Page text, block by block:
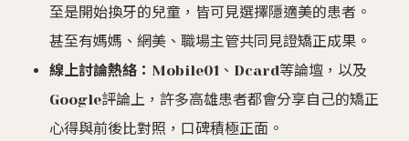
至是開始換牙的兒童，皆可見選擇隱適美的患者。
甚至有媽媽、網美、職場主管共同見證矯正成果。
線上討論熱絡： Mobile01、Dcard等論壇，以及
Google評論上，許多高雄患者都會分享自己的矯正
心得與前後比對照，口碑積極正面。